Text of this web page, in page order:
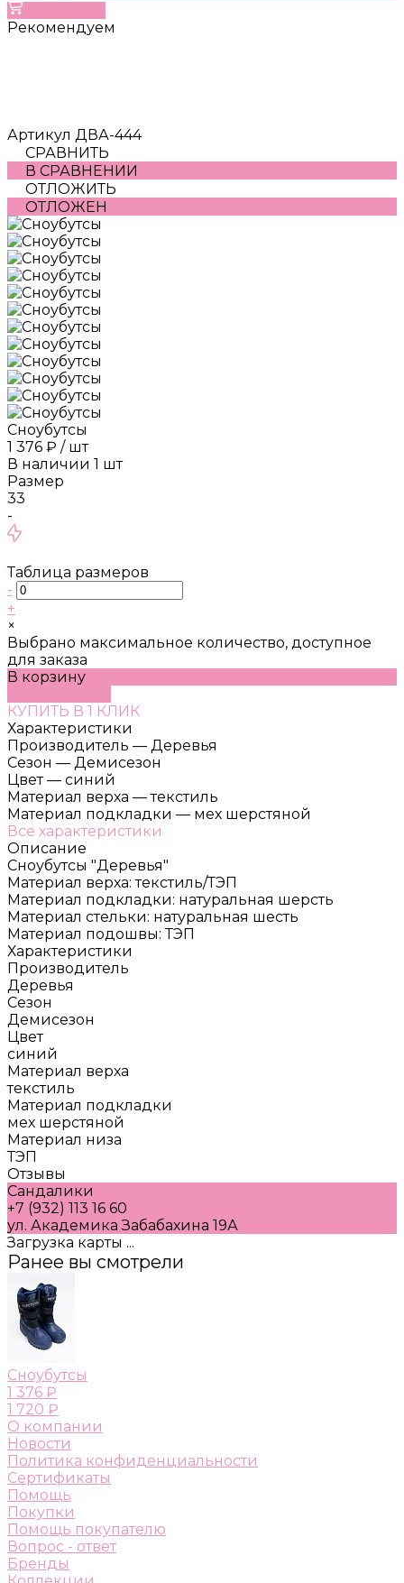
Рекомендуем
Артикул ДВА-444
СРАВНИТЬ
В СРАВНЕНИИ
ОТЛОЖИТЬ
ОТЛОЖЕН
Сноубутсы
1 376 ₽ / шт
В наличии 1 шт
Размер
33
-
Таблица размеров
-
+
×
Выбрано максимальное количество, доступное
для заказа
В корзину
КУПИТЬ В 1 КЛИК
Характеристики
Производитель — Деревья
Сезон — Демисезон
Цвет — синий
Материал верха — текстиль
Материал подкладки — мех шерстяной
Все характеристики
Описание
Сноубутсы "Деревья"
Материал верха: текстиль/ТЭП
Материал подкладки: натуральная шерсть
Материал стельки: натуральная шесть
Материал подошвы: ТЭП
Характеристики
Производитель
Деревья
Сезон
Демисезон
Цвет
синий
Материал верха
текстиль
Материал подкладки
мех шерстяной
Материал низа
ТЭП
Отзывы
Сандалики
+7 (932) 113 16 60
ул. Академика Забабахина 19А
Загрузка карты ...
Ранее вы смотрели
Сноубутсы
1 376 ₽
1 720 ₽
О компании
Новости
Политика конфиденциальности
Сертификаты
Помощь
Покупки
Помощь покупателю
Вопрос - ответ
Бренды